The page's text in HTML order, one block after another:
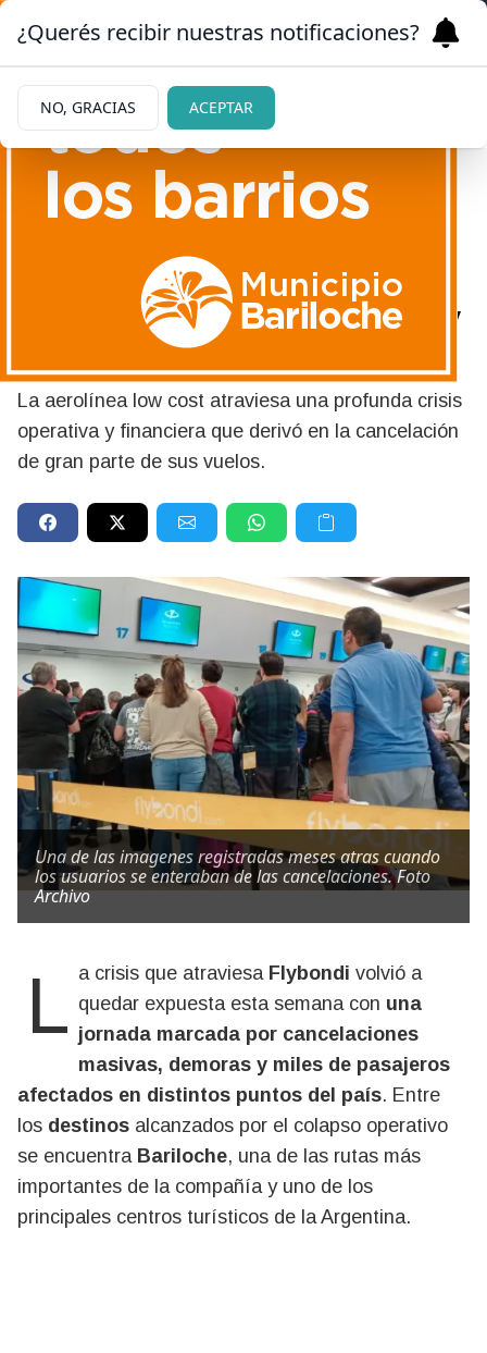
La crisis de Flybondi afectó
a Bariloche: cancelaciones y
pasajeros afectados
La aerolínea low cost atraviesa una profunda crisis
operativa y financiera que derivó en la cancelación
de gran parte de sus vuelos.
Una de las imagenes registradas meses atras cuando
los usuarios se enteraban de las cancelaciones. Foto
Archivo
La crisis que atraviesa Flybondi volvió a
quedar expuesta esta semana con una
jornada marcada por cancelaciones
masivas, demoras y miles de pasajeros
afectados en distintos puntos del país. Entre
los destinos alcanzados por el colapso operativo
se encuentra Bariloche, una de las rutas más
importantes de la compañía y uno de los
principales centros turísticos de la Argentina.
¿Querés recibir nuestras notificaciones?
NO, GRACIAS ACEPTAR